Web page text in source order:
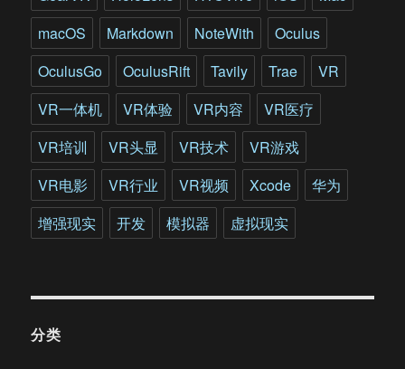
macOS
Markdown NoteWith
Oculus
OculusGo
OculusRift Tavily Trae
VR
VR一体机
VR体验 VR内容
VR医疗
VR培训
VR头显 VR技术
VR游戏
VR电影
VR行业 VR视频 Xcode
华为
增强现实
开发 模拟器 虚拟现实
分类